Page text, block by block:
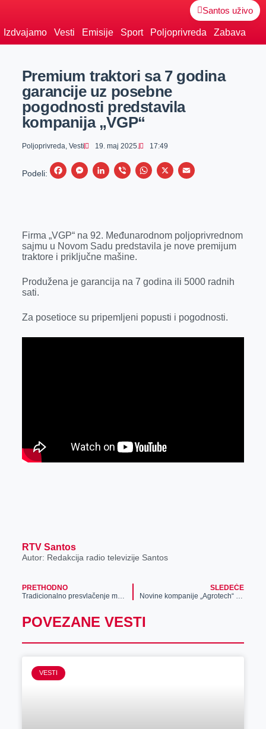
Santos uživo
Izdvajamo Vesti Emisije Sport Poljoprivreda Zabava
Premium traktori sa 7 godina
garancije uz posebne
pogodnosti predstavila
kompanija „VGP“
Poljoprivreda, Vesti 19. maj 2025. 17:49
Podeli:
F
b
o
k
M
e
n
e
L
e
d
n
V
r
W
s
p
X
E
l
Firma „VGP“ na 92. Međunarodnom poljoprivrednom
sajmu u Novom Sadu predstavila je nove premijum
traktore i priključne mašine.
Produžena je garancija na 7 godina ili 5000 radnih
sati.
Za posetioce su pripemljeni popusti i pogodnosti.
RTV Santos
Autor: Redakcija radio televizije Santos
PRETHODNO
Tradicionalno presvlačenje moštiju Svetog Zosima
SLEDEĆE
POVEZANE VESTI
VESTI